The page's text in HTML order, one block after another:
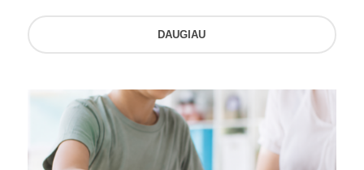
DAUGIAU